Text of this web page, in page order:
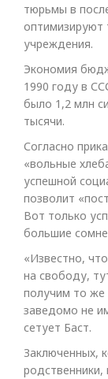
тюрьмы в
оптимизируют
учреждения.
Экономия
1990 году в
было 1,2 млн
тысячи.
Согласно
«вольные
успешной
позволит
Вот только
большие
«Известно,
на свободу,
получим то же
заведомо не
сетует Баст.
Заключенных,